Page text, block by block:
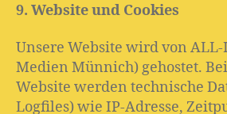
9. Website und Cookies
Unsere Website wird von ALL-
Medien Münnich) gehostet.
Website werden technische
Logfiles) wie IP-Adresse,